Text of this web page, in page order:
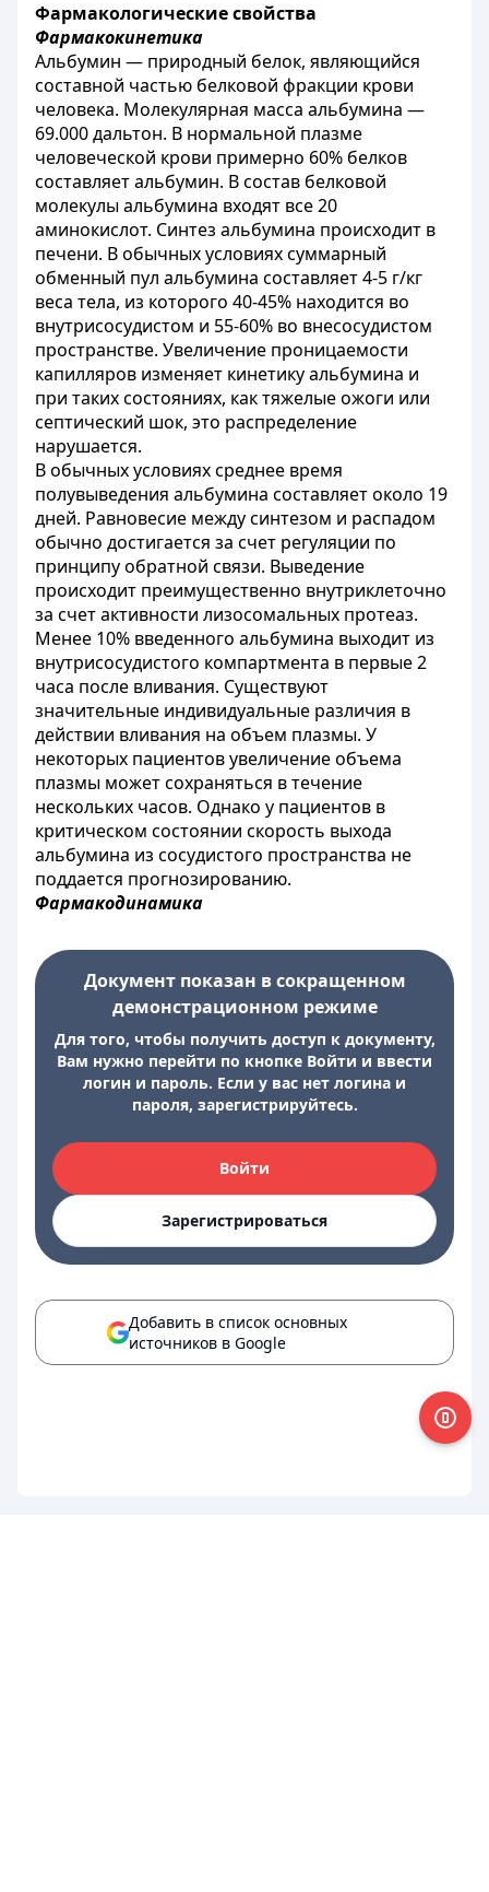
Фармакологическиесвойства
Фармакокинетика
Альбумин — природный белок, являющийся
составной частью белковой фракции крови
человека. Молекулярная масса альбумина —
69.000 дальтон. В нормальной плазме
человеческой крови примерно 60% белков
составляет альбумин. В состав белковой
молекулы альбумина входят все 20
аминокислот. Синтез альбумина происходит в
печени. В обычных условиях суммарный
обменный пул альбумина составляет 4-5 г/кг
веса тела, из которого 40-45% находится во
внутрисосудистом и 55-60% во внесосудистом
пространстве. Увеличение проницаемости
капилляров изменяет кинетику альбумина и
при таких состояниях, как тяжелые ожоги или
септический шок, это распределение
нарушается.
В обычных условиях среднее время
полувыведения альбумина составляет около 19
дней. Равновесие между синтезом и распадом
обычно достигается за счет регуляции по
принципу обратной связи. Выведение
происходит преимущественно внутриклеточно
за счет активности лизосомальных протеаз.
Менее 10% введенного альбумина выходит из
внутрисосудистого компартмента в первые 2
часа после вливания. Существуют
значительные индивидуальные различия в
действии вливания на объем плазмы. У
некоторых пациентов увеличение объема
плазмы может сохраняться в течение
нескольких часов. Однако у пациентов в
критическом состоянии скорость выхода
альбумина из сосудистого пространства не
поддается прогнозированию.
Фармакодинамика
Документ показан в сокращенном
демонстрационном режиме
Для того, чтобы получить доступ к документу,
Вам нужно перейти по кнопке Войти и ввести
логин и пароль. Если у вас нет логина и
пароля, зарегистрируйтесь.
Войти
Зарегистрироваться
Добавить в список основных
источников в Google